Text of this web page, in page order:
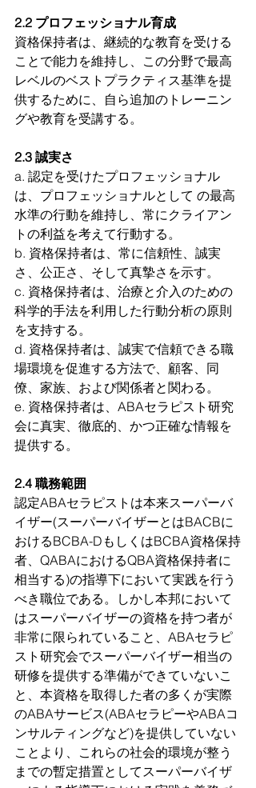
2.2 プロフェッショナル育成
資格保持者は、継続的な教育を受ける
ことで能力を維持し、この分野で最高
レベルのベストプラクティス基準を提
供するために、自ら追加のトレーニン
グや教育を受講する。
2.3 誠実さ
a. 認定を受けたプロフェッショナル
は、プロフェッショナルとして の最高
水準の行動を維持し、常にクライアン
トの利益を考えて行動する。
b. 資格保持者は、常に信頼性、誠実
さ、公正さ、そして真摯さを示す。
c. 資格保持者は、治療と介入のための
科学的手法を利用した行動分析の原則
を支持する。
d. 資格保持者は、誠実で信頼できる職
場環境を促進する方法で、顧客、同
僚、家族、および関係者と関わる。
e. 資格保持者は、ABAセラピスト研究
会に真実、徹底的、かつ正確な情報を
提供する。
2.4 職務範囲
認定ABAセラピストは本来スーパーバ
イザー(スーパーバイザーとはBACBに
おけるBCBA-DもしくはBCBA資格保持
者、QABAにおけるQBA資格保持者に
相当する)の指導下において実践を行う
べき職位である。しかし本邦において
はスーパーバイザーの資格を持つ者が
非常に限られていること、ABAセラピ
スト研究会でスーパーバイザー相当の
研修を提供する準備ができていないこ
と、本資格を取得した者の多くが実際
のABAサービス(ABAセラピーやABAコ
ンサルティングなど)を提供していない
ことより、これらの社会的環境が整う
までの暫定措置としてスーパーバイザ